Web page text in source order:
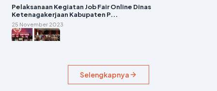
Pelaksanaan Kegiatan Job Fair Online Dinas
Ketenagakerjaan Kabupaten P...
25 November 2023
Selengkapnya